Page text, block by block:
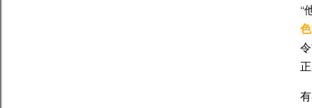
“